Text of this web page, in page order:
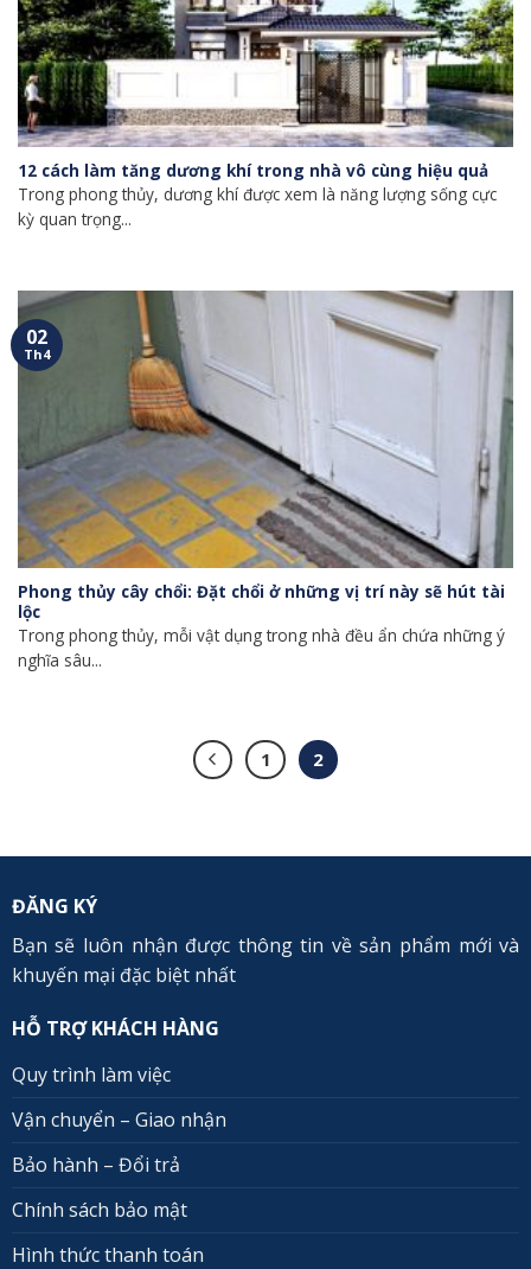
12 cách làm tăng dương khí trong nhà vô cùng hiệu quả
Trong phong thủy, dương khí được xem là năng lượng sống cực
kỳ quan trọng...
Phong thủy cây chổi: Đặt chổi ở những vị trí này sẽ hút tài
lộc
Trong phong thủy, mỗi vật dụng trong nhà đều ẩn chứa những ý
nghĩa sâu...
02
Th4
1 2
ĐĂNG KÝ
Bạn sẽ luôn nhận được thông tin về sản phẩm mới và
khuyến mại đặc biệt nhất
HỖ TRỢ KHÁCH HÀNG
Quy trình làm việc
Vận chuyển – Giao nhận
Bảo hành – Đổi trả
Chính sách bảo mật
Hình thức thanh toán